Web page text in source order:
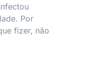
Por
fizer, não